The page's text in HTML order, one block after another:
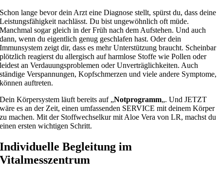
Schon lange bevor dein Arzt eine Diagnose stellt, spürst du, dass deine
Leistungsfähigkeit nachlässt. Du bist ungewöhnlich oft müde.
Manchmal sogar gleich in der Früh nach dem Aufstehen. Und auch
dann, wenn du eigentlich genug geschlafen hast. Oder dein
Immunsystem zeigt dir, dass es mehr Unterstützung braucht. Scheinbar
plötzlich reagierst du allergisch auf harmlose Stoffe wie Pollen oder
leidest an Verdauungsproblemen oder Unverträglichkeiten. Auch
ständige Verspannungen, Kopfschmerzen und viele andere Symptome,
können auftreten.
Dein Körpersystem läuft bereits auf „Notprogramm„. Und JETZT
wäre es an der Zeit, einen umfassenden SERVICE mit deinem Körper
zu machen. Mit der Stoffwechselkur mit Aloe Vera von LR, machst du
einen ersten wichtigen Schritt.
Individuelle Begleitung im
Vitalmesszentrum